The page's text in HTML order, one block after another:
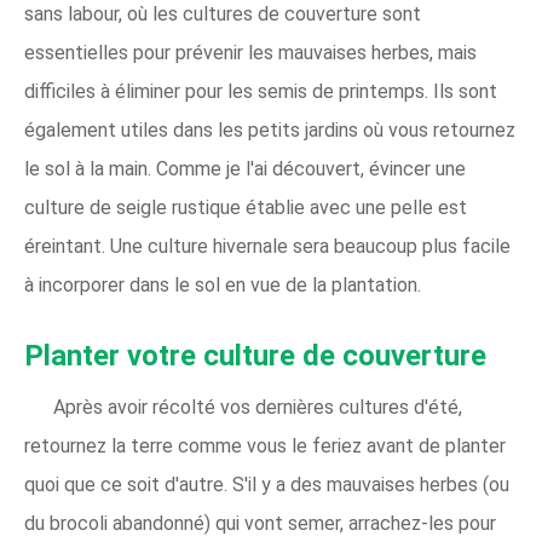
sans labour, où les cultures de couverture sont
essentielles pour prévenir les mauvaises herbes, mais
difficiles à éliminer pour les semis de printemps. Ils sont
également utiles dans les petits jardins où vous retournez
le sol à la main. Comme je l'ai découvert, évincer une
culture de seigle rustique établie avec une pelle est
éreintant. Une culture hivernale sera beaucoup plus facile
à incorporer dans le sol en vue de la plantation.
Planter votre culture de couverture
Après avoir récolté vos dernières cultures d'été,
retournez la terre comme vous le feriez avant de planter
quoi que ce soit d'autre. S'il y a des mauvaises herbes (ou
du brocoli abandonné) qui vont semer, arrachez-les pour